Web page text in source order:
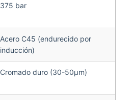
375 bar
Acero C45 (endurecido por
inducción)
Cromado duro (30-50μm)